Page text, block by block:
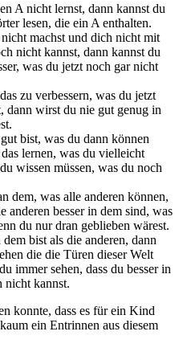
A nicht lernst, dann kannst du
lesen, die ein A enthalten.
machst und dich nicht mit
nicht kannst, dann kannst du
was du jetzt noch gar nicht
zu verbessern, was du jetzt
dann wirst du nie gut genug in
bist, was du dann können
lernen, was du vielleicht
wissen müssen, was du noch
dem, was alle anderen können,
anderen besser in dem sind, was
du nur dran geblieben wärest.
bist als die anderen, dann
die die Türen dieser Welt
immer sehen, dass du besser in
nicht kannst.
konnte, dass es für ein Kind
ein Entrinnen aus diesem